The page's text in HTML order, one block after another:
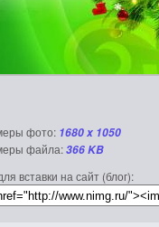
фото: 1680 x 1050
файла:366 KB
вставки на сайт (блог):